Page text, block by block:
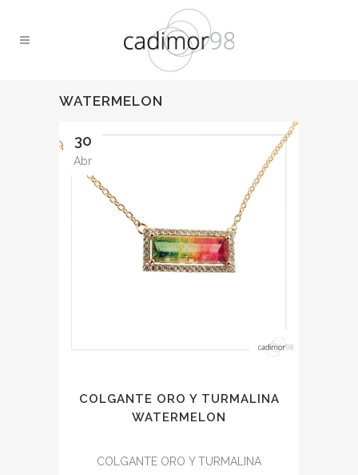
WATERMELON
30
Abr
COLGANTE ORO Y TURMALINA
WATERMELON
COLGANTE ORO Y TURMALINA